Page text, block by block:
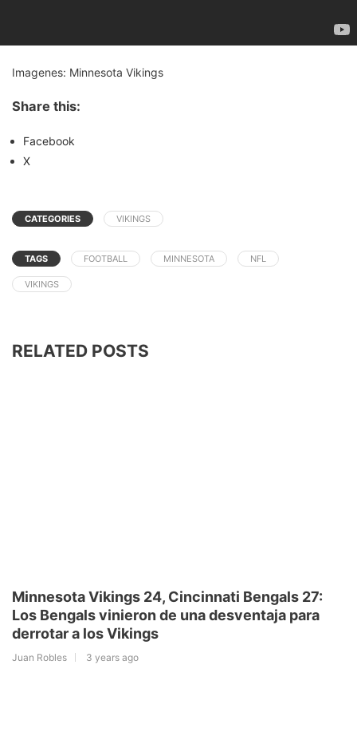
Imagenes: Minnesota Vikings
Share this:
Facebook
X
CATEGORIES VIKINGS
TAGS FOOTBALL MINNESOTA NFL
VIKINGS
RELATED POSTS
Minnesota Vikings 24, Cincinnati Bengals 27:
Los Bengals vinieron de una desventaja para
derrotar a los Vikings
Juan Robles 3 years ago